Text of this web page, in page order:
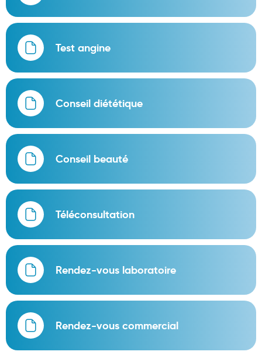
Matériel medical
Cannes
Chaussures
Prothèses mammaires externes
Médication familiale
Orthopédie
Les marques
My Privilege
Les promotions
Test angine
Conseil diététique
Conseil beauté
Téléconsultation
Rendez-vous laboratoire
Rendez-vous commercial